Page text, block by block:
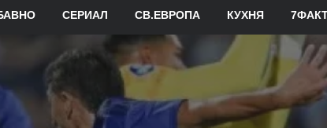
СЕРИАЛ СВ.ЕВРОПА КУХНЯ